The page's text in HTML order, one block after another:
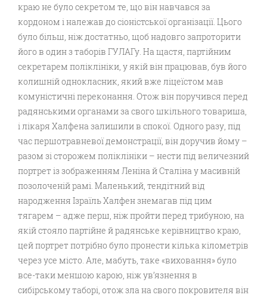
краю не було секретом те, що він навчався за
кордоном і належав до сіоністської організації. Цього
було більш, ніж достатньо, щоб надовго запроторити
його в один з таборів ГУЛАГу. На щастя, партійним
секретарем поліклініки, у якій він працював, був його
колишній однокласник, який вже ліцеїстом мав
комуністичні переконання. Отож він поручився перед
радянськими органами за свого шкільного товариша,
і лікаря Халфена залишили в спокої. Одного разу, під
час першотравневої демонстрації, він доручив йому –
разом зі сторожем поліклініки – нести під величезний
портрет із зображенням Леніна й Сталіна у масивній
позолоченій рамі. Маленький, тендітний від
народження Ізраїль Халфен знемагав під цим
тягарем – адже перш, ніж пройти перед трибуною, на
якій стояло партійне й радянське керівництво краю,
цей портрет потрібно було пронести кілька кілометрів
через усе місто. Але, мабуть, таке «виховання» було
все-таки меншою карою, ніж ув’язнення в
сибірському таборі, отож зла на свого покровителя він